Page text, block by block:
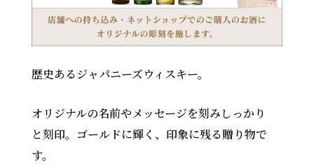
歴史あるジャパニーズウィスキー。
オリジナルの名前やメッセージを刻みしっかり
と刻印。ゴールドに輝く、印象に残る贈り物で
す。